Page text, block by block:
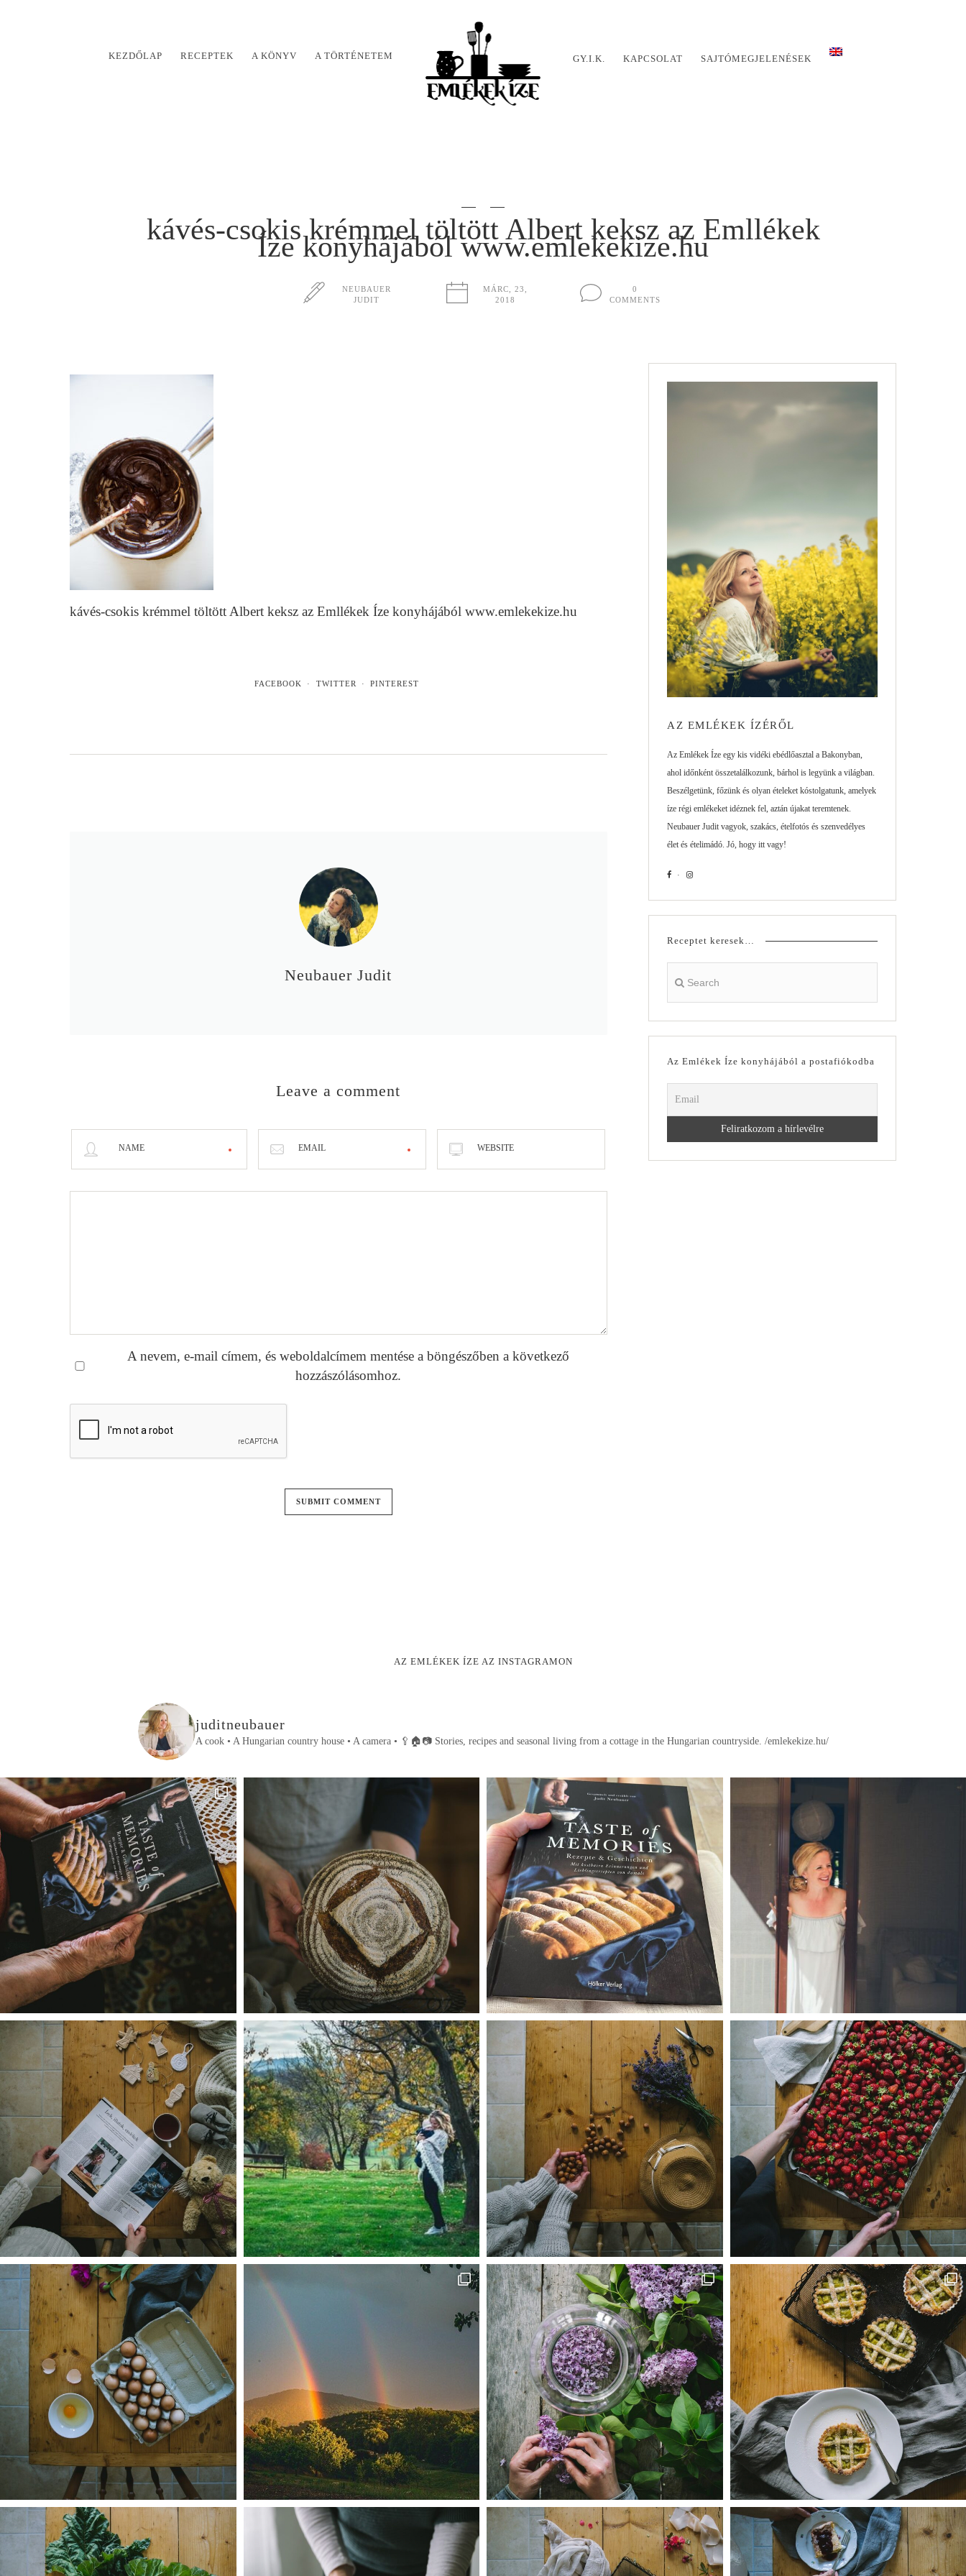
KEZDŐLAP RECEPTEK A KÖNYV A TÖRTÉNETEM GY.I.K. KAPCSOLAT SAJTÓMEGJELENÉSEK
kávés-csokis krémmel töltött Albert keksz az Emllékek
Íze konyhájából www.emlekekize.hu
NEUBAUER
JUDIT
MÁRC, 23,
2018
0
COMMENTS
kávés-csokis krémmel töltött Albert keksz az Emllékek Íze konyhájából www.emlekekize.hu
FACEBOOK TWITTER PINTEREST
Neubauer Judit
Leave a comment
NAME EMAIL WEBSITE
A nevem, e-mail címem, és weboldalcímem mentése a böngészőben a következő
hozzászólásomhoz.
AZ EMLÉKEK ÍZÉRŐL
Az Emlékek Íze egy kis vidéki ebédlőasztal a Bakonyban,
ahol időnként összetalálkozunk, bárhol is legyünk a világban.
Beszélgetünk, főzünk és olyan ételeket kóstolgatunk, amelyek
íze régi emlékeket idéznek fel, aztán újakat teremtenek.
Neubauer Judit vagyok, szakács, ételfotós és szenvedélyes
élet és ételimádó. Jó, hogy itt vagy!
Receptet keresek…
Az Emlékek Íze konyhájából a postafiókodba
AZ EMLÉKEK ÍZE AZ INSTAGRAMON
juditneubauer
A cook • A Hungarian country house • A camera • 🥄🏠📷Stories, recipes and seasonal living from a cottage in the Hungarian countryside. /emlekekize.hu/